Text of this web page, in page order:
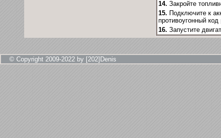
14. Закройте
15. Подключите к
противоугонный код
16. Запустите
© Copyright 2009-2022 by [202]Denis